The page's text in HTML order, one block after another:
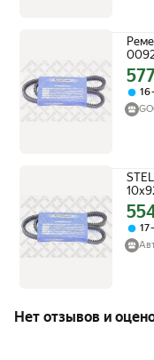
Цена
16
00 /
Цена
17
Нет отзывов и